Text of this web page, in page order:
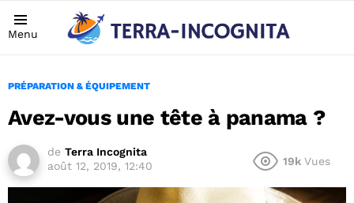
Menu
PRÉPARATION & ÉQUIPEMENT
Avez-vous une tête à panama ?
de Terra Incognita
août 12, 2019, 12:40
19k Vues